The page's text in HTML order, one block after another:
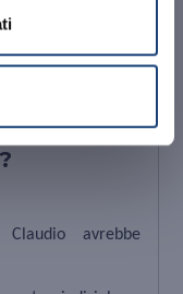
esperti di D.A.S.
avrebbe